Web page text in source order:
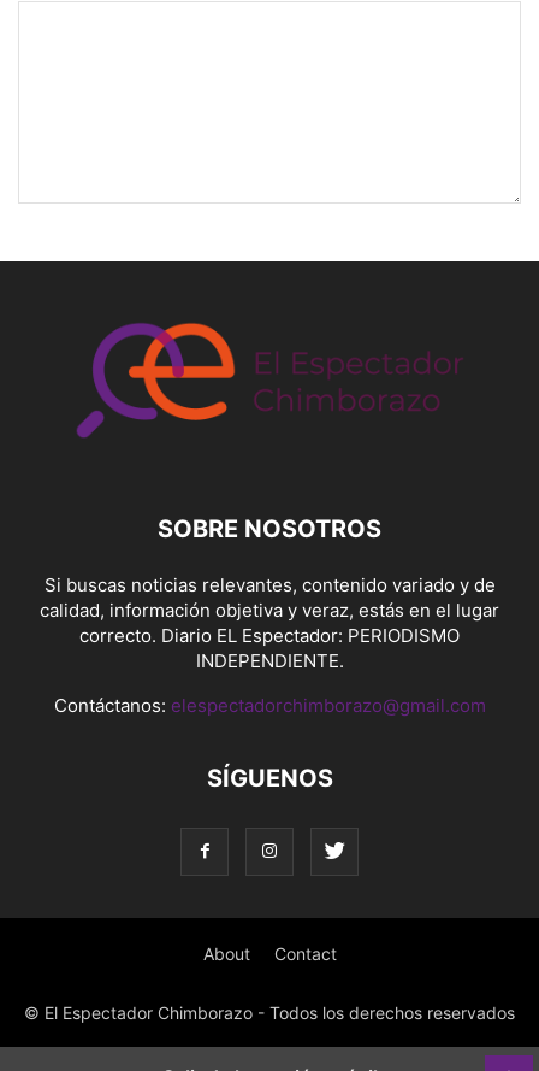
SOBRE NOSOTROS
Si buscas noticias relevantes, contenido variado y de
calidad, información objetiva y veraz, estás en el lugar
correcto. Diario EL Espectador: PERIODISMO
INDEPENDIENTE.
Contáctanos: elespectadorchimborazo@gmail.com
SÍGUENOS
About Contact
© El Espectador Chimborazo - Todos los derechos reservados